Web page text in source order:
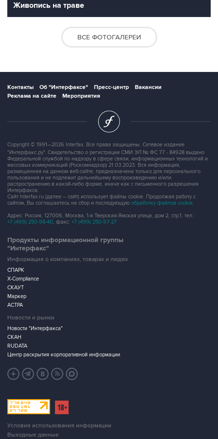
Живопись на траве
ВСЕ ФОТОГАЛЕРЕИ
Контакты Об "Интерфаксе" Пресс-центр
Вакансии
Реклама на сайте
Мероприятия
Copyright © 1991—2026 Interfax. Все права защищены. Сетевое издание
"Интерфакс.ру". Свидетельство о регистрации СМИ ЭЛ № ФС 77 - 84928 выдано
Федеральной службой по надзору в сфере связи, информационных технологий и
массовых коммуникаций (Роскомнадзор) 21.03.2023. Вся информация,
размещенная на данном веб-сайте, предназначена только для персонального
пользования и не подлежит дальнейшему воспроизведению и/или
распространению в какой-либо форме, иначе как с письменного разрешения
Интерфакса.
Сайт Interfax.ru (далее – сайт) использует файлы cookie. Продолжая работу с
сайтом, Вы соглашаетесь на сбор и последующую обработку файлов cookie.
Адрес: Россия, 127006, Москва, 1-я Тверская-Ямская улица, дом 2, стр.1, тел.:
+7 (499) 250-98-40, факс: +7 (499) 250-97-27
Продукты информационной группы
"Интерфакс"
Информация о компаниях, товарах и людях
СПАРК
X-Compliance
СКАУТ
Маркер
АСТРА
Новости и рынки
Новости "Интерфакса"
СКАН
RUDATA
Центр раскрытия корпоративной информации
Условия использования информации
Выходные данные